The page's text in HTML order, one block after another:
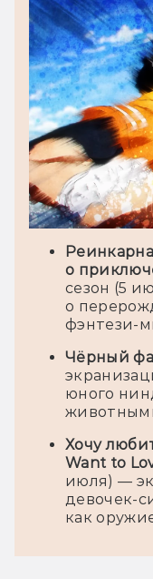
о
сезон (5
о
фэнтези-
Чёрный
юного
Хочу
Want to
июля) —
девочек-
как